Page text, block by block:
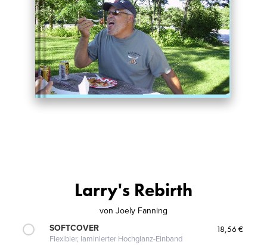
Larry's Rebirth
von Joely Fanning
SOFTCOVER
Flexibler, laminierter Hochglanz-Einband
18,56 €